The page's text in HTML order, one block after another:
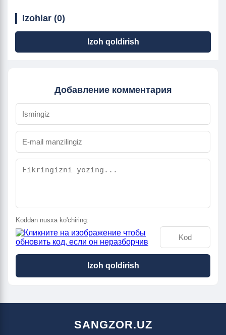
Izohlar (0)
Izoh qoldirish
Добавление комментария
Koddan nusxa ko'chiring:
Izoh qoldirish
SANGZOR.UZ